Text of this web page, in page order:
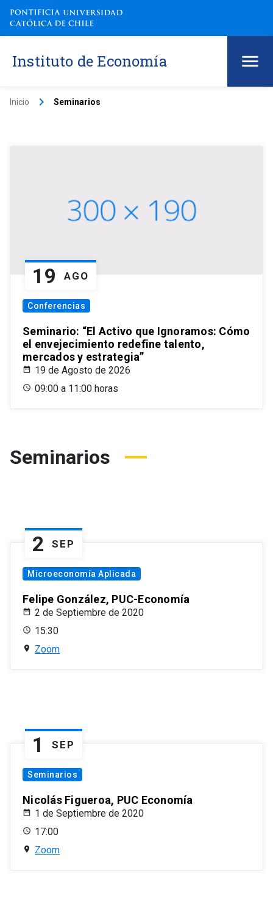
Instituto de Economía
Inicio keyboard_arrow_right Seminarios
19 AGO
Conferencias
Seminario: “El Activo que Ignoramos: Cómo
el envejecimiento redefine talento,
mercados y estrategia”
19 de Agosto de 2026
09:00 a 11:00 horas
Seminarios
2 SEP
Microeconomía Aplicada
Felipe González, PUC-Economía
2 de Septiembre de 2020
15:30
Zoom
1 SEP
Seminarios
Nicolás Figueroa, PUC Economía
1 de Septiembre de 2020
17:00
Zoom